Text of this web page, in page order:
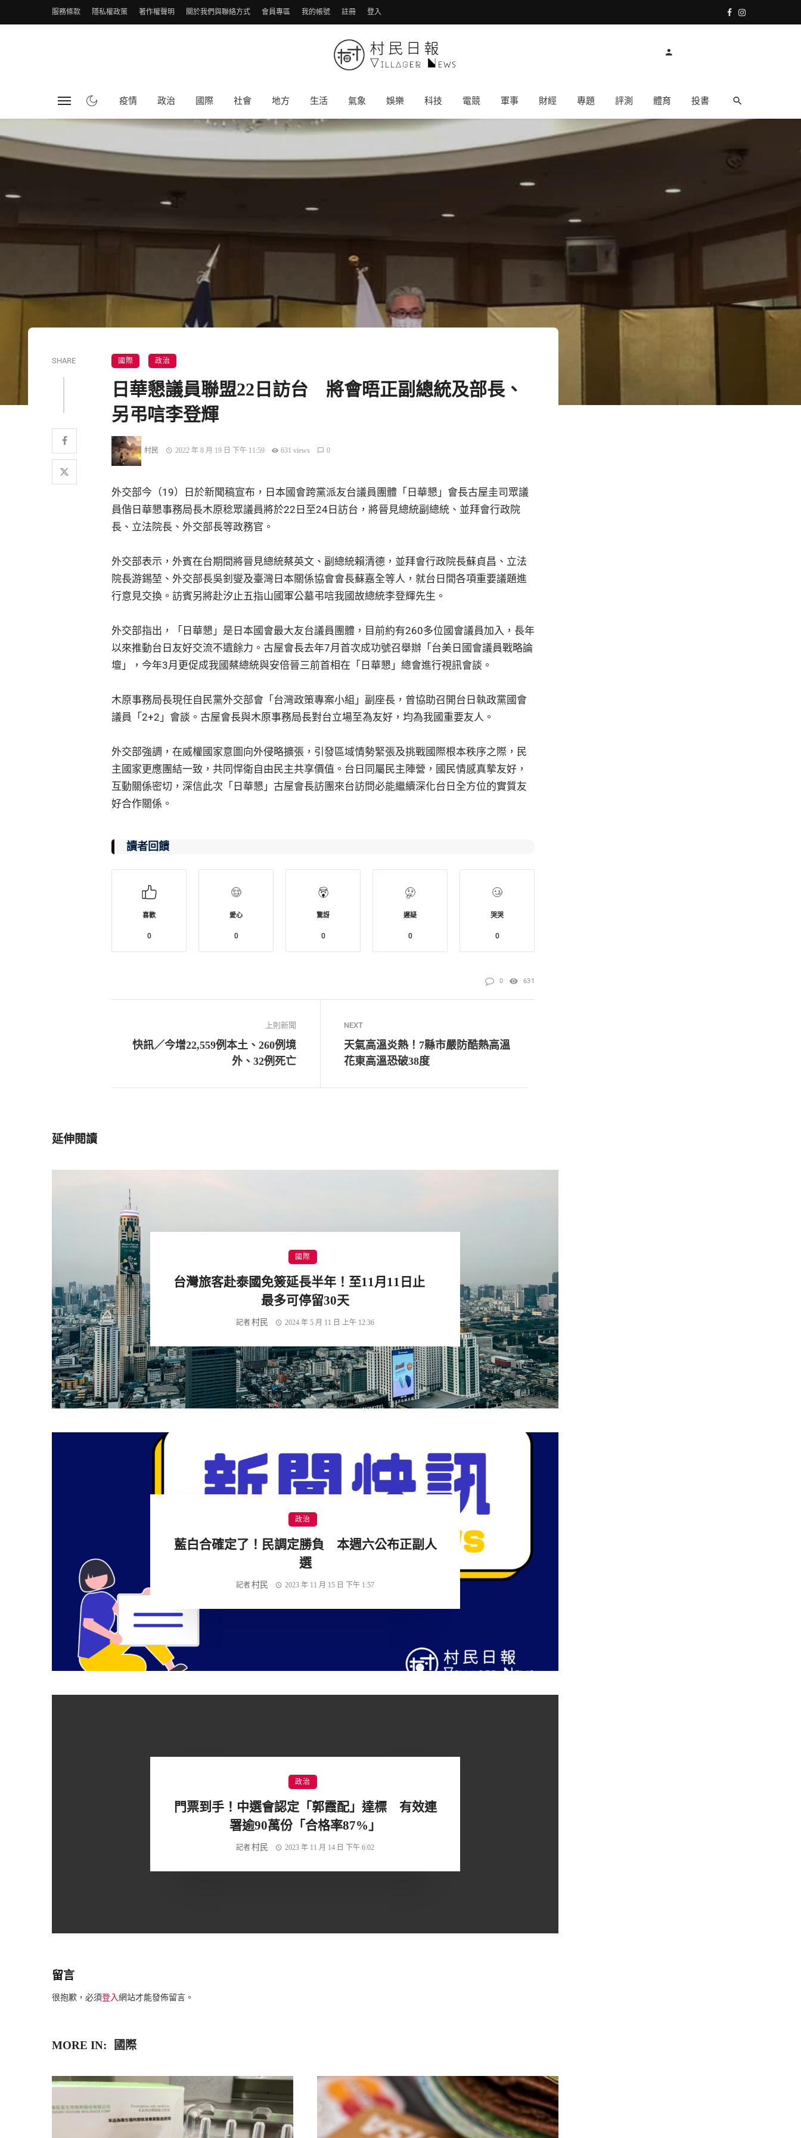
服務條款 隱私權政策 著作權聲明 關於我們與聯絡方式 會員專區 我的帳號 註冊 登入
疫情 政治 國際 社會 地方 生活 氣象 娛樂 科技 電競 軍事 財經 專題 評測 體育 投書
SHARE 國際 政治
日華懇議員聯盟22日訪台 將會晤正副總統及部長、
另弔唁李登輝
村民 2022 年 8 月 19 日 下午 11:59 631 views 0
外交部今（19）日於新聞稿宣布，日本國會跨黨派友台議員團體「日華懇」會長古屋圭司眾議
員偕日華懇事務局長木原稔眾議員將於22日至24日訪台，將晉見總統副總統、並拜會行政院
長、立法院長、外交部長等政務官。
外交部表示，外賓在台期間將晉見總統蔡英文、副總統賴清德，並拜會行政院長蘇貞昌、立法
院長游錫堃、外交部長吳釗燮及臺灣日本關係協會會長蘇嘉全等人，就台日間各項重要議題進
行意見交換。訪賓另將赴汐止五指山國軍公墓弔唁我國故總統李登輝先生。
外交部指出，「日華懇」是日本國會最大友台議員團體，目前約有260多位國會議員加入，長年
以來推動台日友好交流不遺餘力。古屋會長去年7月首次成功號召舉辦「台美日國會議員戰略論
壇」，今年3月更促成我國蔡總統與安倍晉三前首相在「日華懇」總會進行視訊會談。
木原事務局長現任自民黨外交部會「台灣政策專案小組」副座長，曾協助召開台日執政黨國會
議員「2+2」會談。古屋會長與木原事務局長對台立場至為友好，均為我國重要友人。
外交部強調，在威權國家意圖向外侵略擴張，引發區域情勢緊張及挑戰國際根本秩序之際，民
主國家更應團結一致，共同悍衛自由民主共享價值。台日同屬民主陣營，國民情感真摯友好，
互動關係密切，深信此次「日華懇」古屋會長訪團來台訪問必能繼續深化台日全方位的實質友
好合作關係。
讀者回饋
喜歡
0
愛心
0
驚訝
0
遲疑
0
哭哭
0
0 631
上則新聞
快訊／今增22,559例本土、260例境
外、32例死亡
NEXT
天氣高溫炎熱！7縣市嚴防酷熱高溫
花東高溫恐破38度
延伸閱讀
國際
台灣旅客赴泰國免簽延長半年！至11月11日止
最多可停留30天
記者村民 2024 年 5 月 11 日 上午 12:36
政治
藍白合確定了！民調定勝負 本週六公布正副人
選
記者村民 2023 年 11 月 15 日 下午 1:57
政治
門票到手！中選會認定「郭霞配」達標 有效連
署逾90萬份「合格率87%」
記者村民 2023 年 11 月 14 日 下午 6:02
留言
很抱歉，必須登入網站才能發佈留言。
MORE IN: 國際